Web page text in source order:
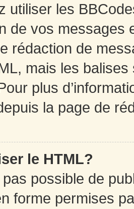
utiliser les
de vos messages
rédaction de
mais les
plus
la page de
le HTML?
pas possible de
forme permises